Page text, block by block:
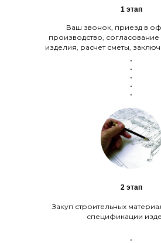
Ваш звонок, приезд в
производство,
изделия, расчет сметы,
1 этап
2 этап
Закуп строительных
спецификации